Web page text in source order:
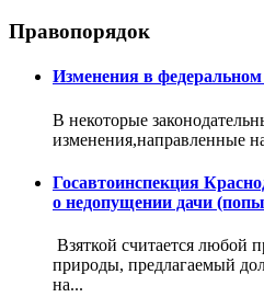
Правопорядок
Изменения в федеральном
В некоторые
изменения,направленные
Госавтоинспекция
о недопущении дачи
Взяткой считается любой
природы, предлагаемый
на...